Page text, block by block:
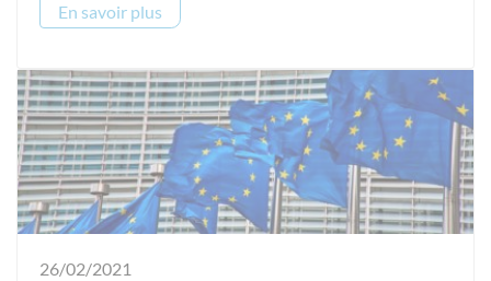
En savoir plus
26/02/2021